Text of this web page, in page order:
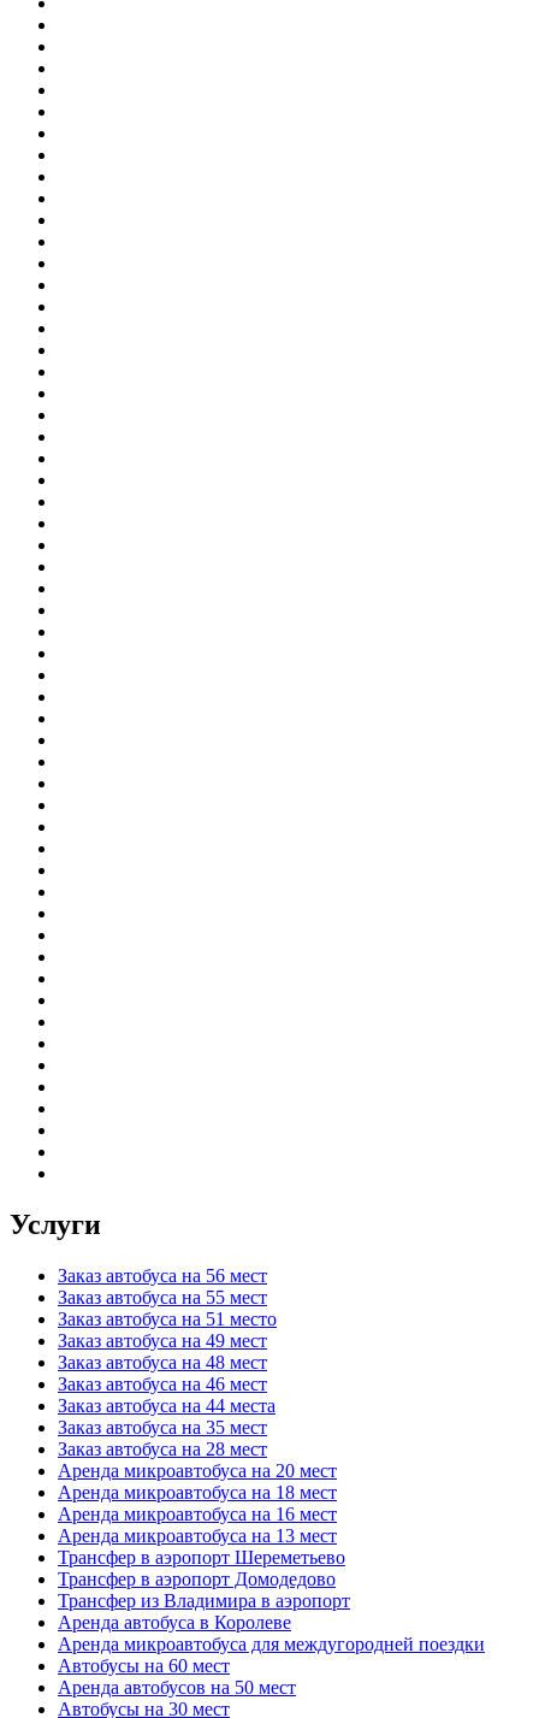
Услуги
Заказ автобуса на 56 мест
Заказ автобуса на 55 мест
Заказ автобуса на 51 место
Заказ автобуса на 49 мест
Заказ автобуса на 48 мест
Заказ автобуса на 46 мест
Заказ автобуса на 44 места
Заказ автобуса на 35 мест
Заказ автобуса на 28 мест
Аренда микроавтобуса на 20 мест
Аренда микроавтобуса на 18 мест
Аренда микроавтобуса на 16 мест
Аренда микроавтобуса на 13 мест
Трансфер в аэропорт Шереметьево
Трансфер в аэропорт Домодедово
Трансфер из Владимира в аэропорт
Аренда автобуса в Королеве
Аренда микроавтобуса для междугородней поездки
Автобусы на 60 мест
Аренда автобусов на 50 мест
Автобусы на 30 мест